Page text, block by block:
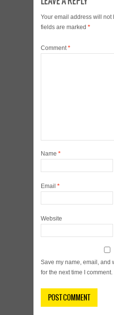
Your email address will not
fields are marked *
Comment*
Name *
Email *
Website
Save my name, email, and
for the next time I comment.